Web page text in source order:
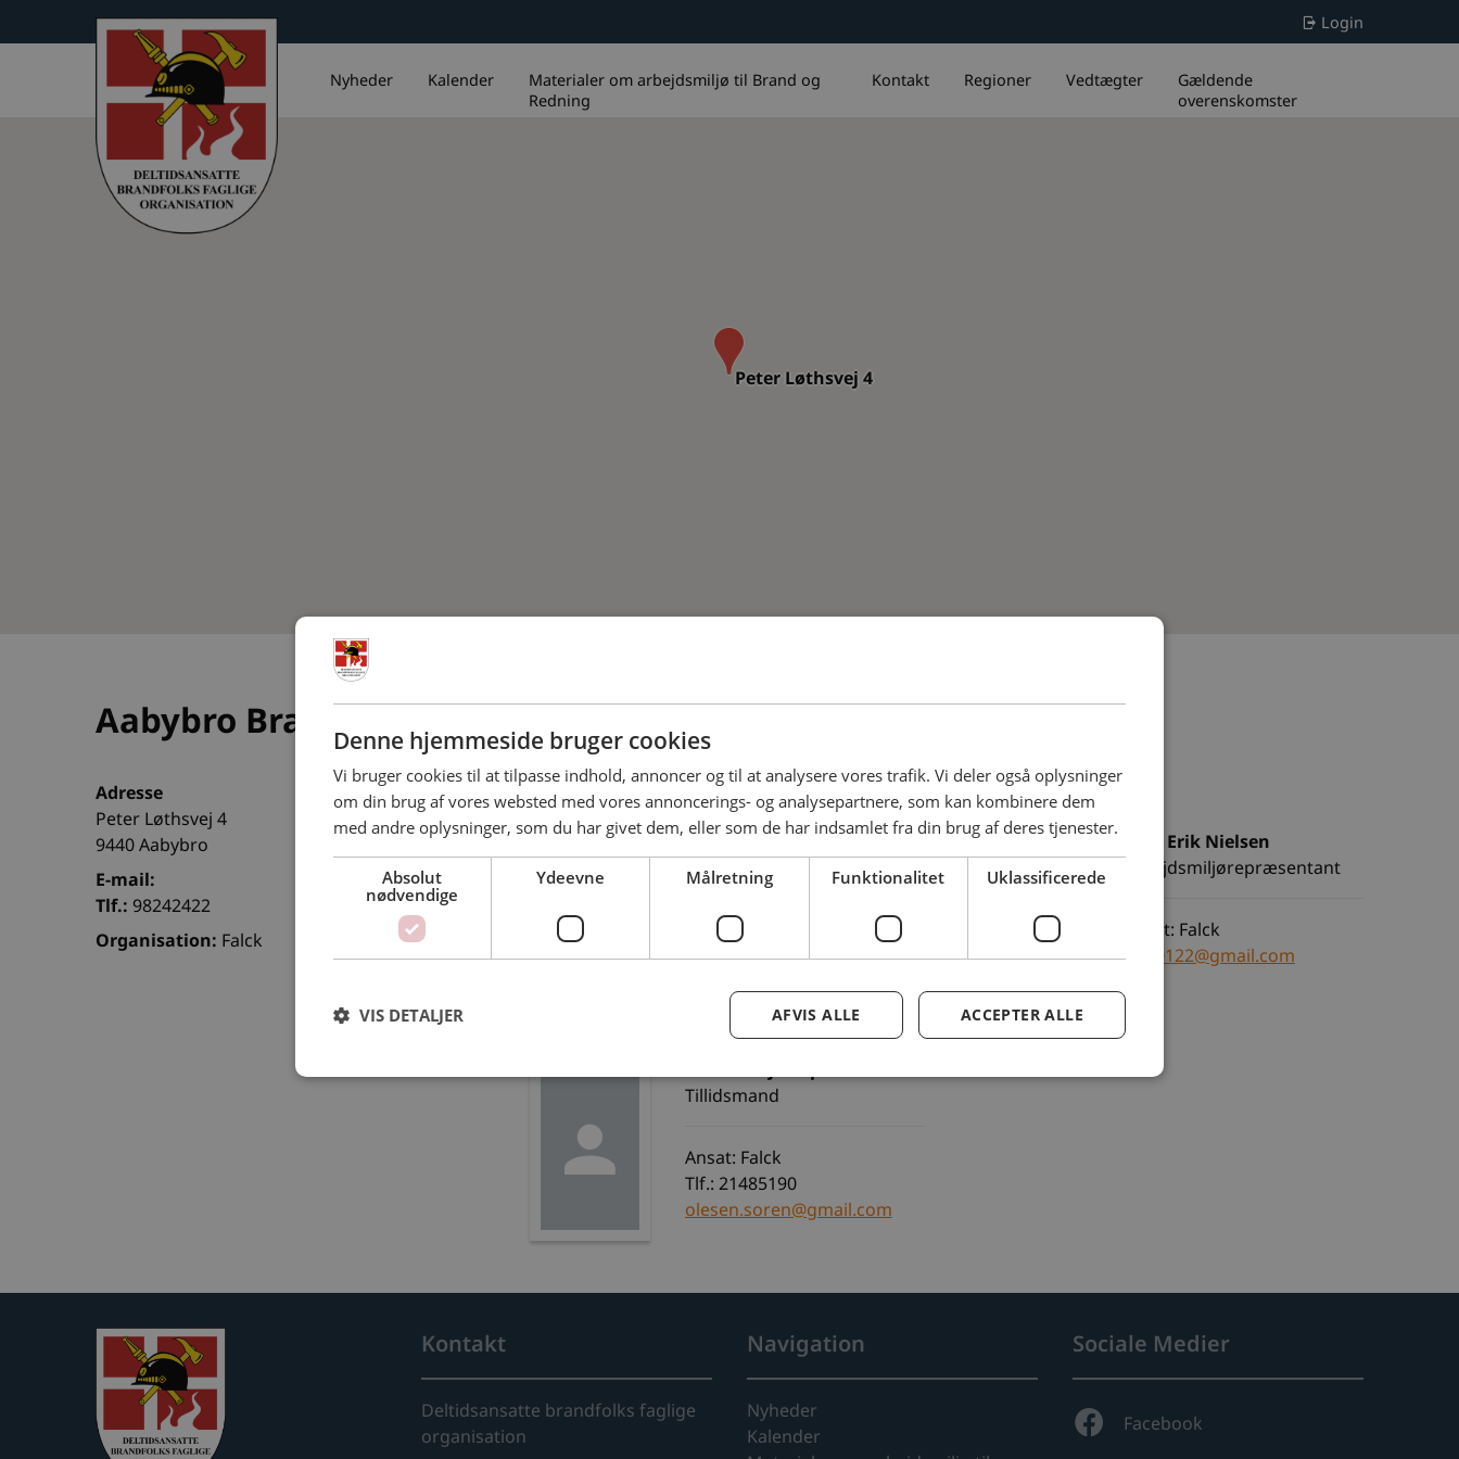
Login
Nyheder Kalender
Materialer om arbejdsmiljø til Brand og
Redning
Kontakt Regioner Vedtægter
Gældende
overenskomster
Peter Løthsvej 4
Aabybro Brandvæsen
Adresse
Peter Løthsvej 4
9440 Aabybro
E-mail:
Tlf.: 98242422
Organisation: Falck
Administration
Michael Aaby Christensen
Tillidsmandssuppleant
Ansat: Falck
Tlf.: 25270536
Poul Erik Nielsen
Arbejdsmiljørepræsentant
Ansat: Falck
Pn50122@gmail.com
Tillidsmand
Ansat: Falck
Tlf.: 21485190
olesen.soren@gmail.com
Kontakt
Deltidsansatte brandfolks faglige
organisation
Navigation
Nyheder
Kalender
Sociale Medier
Facebook
Denne hjemmeside bruger cookies
Vi bruger cookies til at tilpasse indhold, annoncer og til at analysere vores trafik. Vi deler også oplysninger
om din brug af vores websted med vores annoncerings- og analysepartnere, som kan kombinere dem
med andre oplysninger, som du har givet dem, eller som de har indsamlet fra din brug af deres tjenester.
Absolut
nødvendige
Ydeevne Målretning Funktionalitet Uklassificerede
ACCEPTER ALLE
AFVIS ALLE
VIS DETALJER